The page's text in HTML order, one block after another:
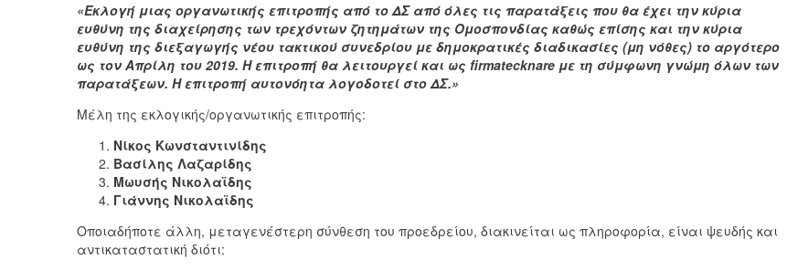
«Εκλογή μιας οργανωτικής επιτροπής από το ΔΣ από όλες τις παρατάξεις που θα έχει την κύρια
ευθύνη της διαχείρησης των τρεχόντων ζητημάτων της Ομοσπονδίας καθώς επίσης και την κύρια
ευθύνη της διεξαγωγής νέου τακτικού συνεδρίου με δημοκρατικές διαδικασίες (μη νόθες) το αργότερο
ως τον Απρίλη του 2019. Η επιτροπή θα λειτουργεί και ως firmatecknare με τη σύμφωνη γνώμη όλων των
παρατάξεων. Η επιτροπή αυτονόητα λογοδοτεί στο ΔΣ.»
Μέλη της εκλογικής/οργανωτικής επιτροπής:
Νίκος Κωνσταντινίδης
Βασίλης Λαζαρίδης
Μωυσής Νικολαϊδης
Γιάννης Νικολαϊδης
Οποιαδήποτε άλλη, μεταγενέστερη σύνθεση του προεδρείου, διακινείται ως πληροφορία, είναι ψευδής και
αντικαταστατική διότι: